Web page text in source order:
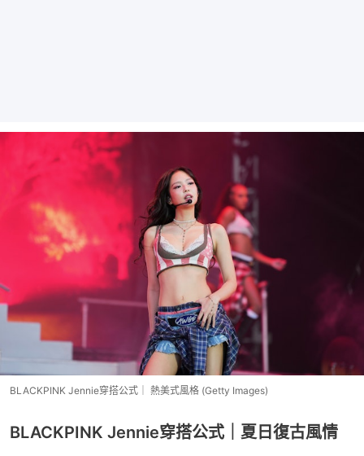
BLACKPINK Jennie穿搭公式｜ 熱美式風格 (Getty Images)
BLACKPINK Jennie穿搭公式｜夏日復古風情